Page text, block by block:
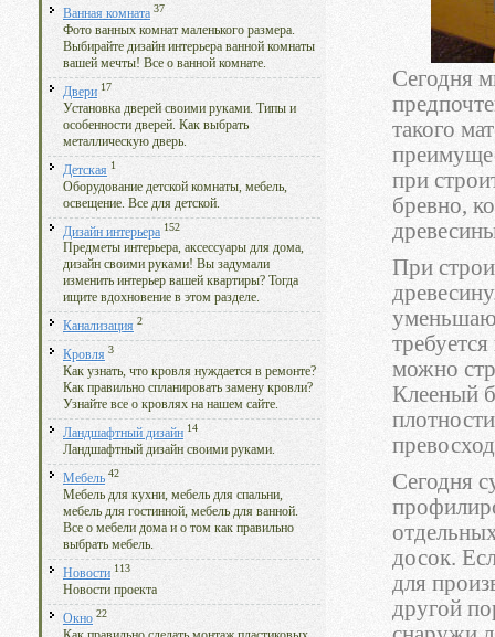
Ванная комната 37
Фото ванных комнат маленького размера.
Выбирайте дизайн интерьера ванной комнаты
вашей мечты! Все о ванной комнате.
Двери 17
Установка дверей своими руками. Типы и
особенности дверей. Как выбрать
металлическую дверь.
Детская 1
Оборудование детской комнаты, мебель,
освещение. Все для детской.
Дизайн интерьера 152
Предметы интерьера, аксессуары для дома,
дизайн своими руками! Вы задумали
изменить интерьер вашей квартиры? Тогда
ищите вдохновение в этом разделе.
Канализация 2
Кровля 3
Как узнать, что кровля нуждается в ремонте?
Как правильно спланировать замену кровли?
Узнайте все о кровлях на нашем сайте.
Ландшафтный дизайн 14
Ландшафтный дизайн своими руками.
Мебель 42
Мебель для кухни, мебель для спальни,
мебель для гостинной, мебель для ванной.
Все о мебели дома и о том как правильно
выбрать мебель.
Новости 113
Новости проекта
Окно 22
Сегодня
такого
при
бревно,
При
можно
Клееный
Сегодня
досок.
для
другой